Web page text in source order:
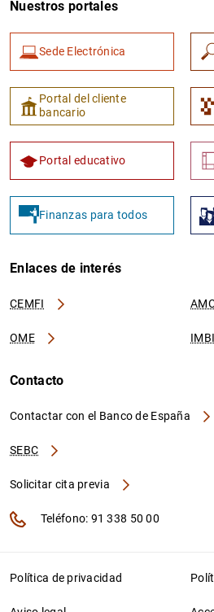
Nuestros portales
Sede Electrónica
Portal del cliente
bancario
Portal educativo
Finanzas para todos
Enlaces de interés
CEMFI
OME
Contacto
Contactar con el Banco de España
SEBC
Solicitar cita previa
Teléfono: 91 338 50 00
Política de privacidad